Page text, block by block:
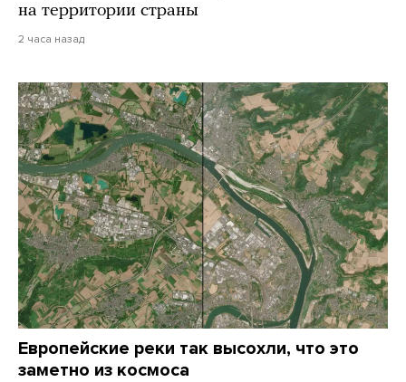
на территории страны
2 часа назад
Европейские реки так высохли, что это
заметно из космоса